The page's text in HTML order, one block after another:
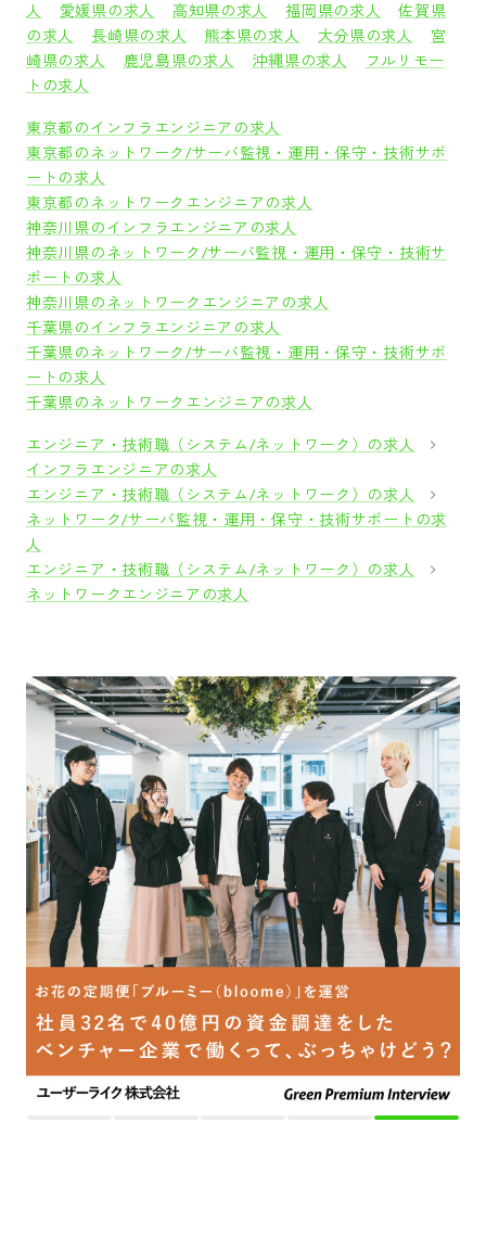
人
愛媛県の求人 高知県の求人 福岡県の求人
佐賀県
の求人
長崎県の求人 熊本県の求人 大分県の求人
宮
崎県の求人
鹿児島県の求人 沖縄県の求人
フルリモー
トの求人
東京都のインフラエンジニアの求人
東京都のネットワーク/サーバ監視・運用・保守・技術サポ
ートの求人
東京都のネットワークエンジニアの求人
神奈川県のインフラエンジニアの求人
神奈川県のネットワーク/サーバ監視・運用・保守・技術サ
ポートの求人
神奈川県のネットワークエンジニアの求人
千葉県のインフラエンジニアの求人
千葉県のネットワーク/サーバ監視・運用・保守・技術サポ
ートの求人
千葉県のネットワークエンジニアの求人
エンジニア・技術職（システム/ネットワーク）の求人
インフラエンジニアの求人
エンジニア・技術職（システム/ネットワーク）の求人
ネットワーク/サーバ監視・運用・保守・技術サポートの求
人
エンジニア・技術職（システム/ネットワーク）の求人
ネットワークエンジニアの求人